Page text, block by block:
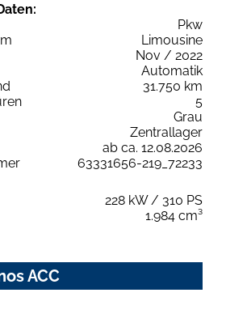
Pkw
Limousine
Nov / 2022
Automatik
31.750 km
5
Grau
Zentrallager
ab ca. 12.08.2026
63331656-219_72233
228 kW / 310 PS
1.984 cm³
ACC